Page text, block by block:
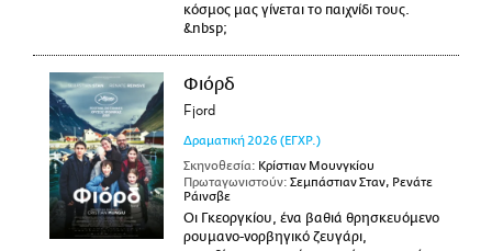
κόσμος μας γίνεται το παιχνίδι τους.
&nbsp;
Φιόρδ
Fjord
Δραματική 2026 (ΕΓΧΡ.)
Σκηνοθεσία: Κρίστιαν Μουνγκίου
Πρωταγωνιστούν: Σεμπάστιαν Σταν, Ρενάτε
Ράινσβε
Οι Γκεοργκίου, ένα βαθιά θρησκευόμενο
ρουμανο-νορβηγικό ζευγάρι,